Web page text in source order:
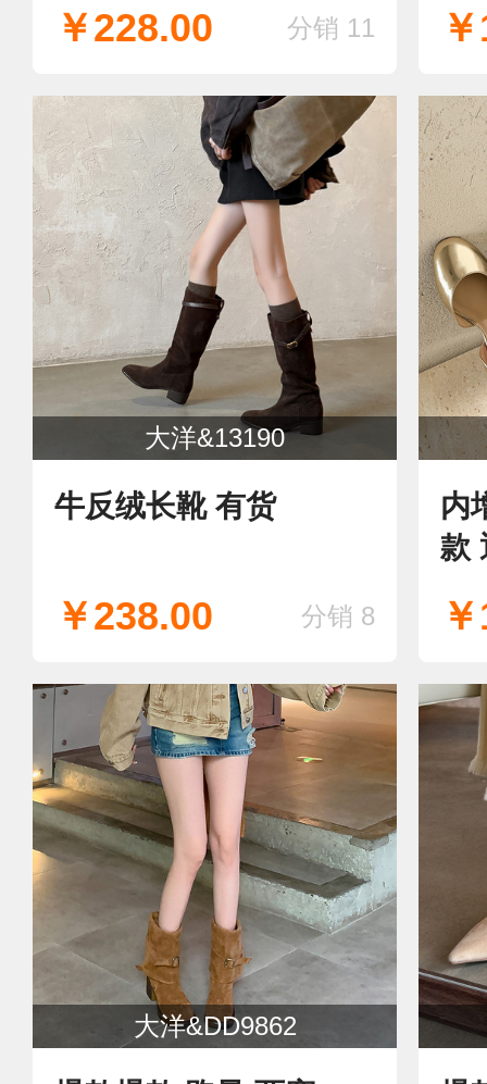
￥228.00 分销 11
大洋&13190
牛反绒长靴 有货
￥238.00 分销 8
内
款
大洋&DD9862